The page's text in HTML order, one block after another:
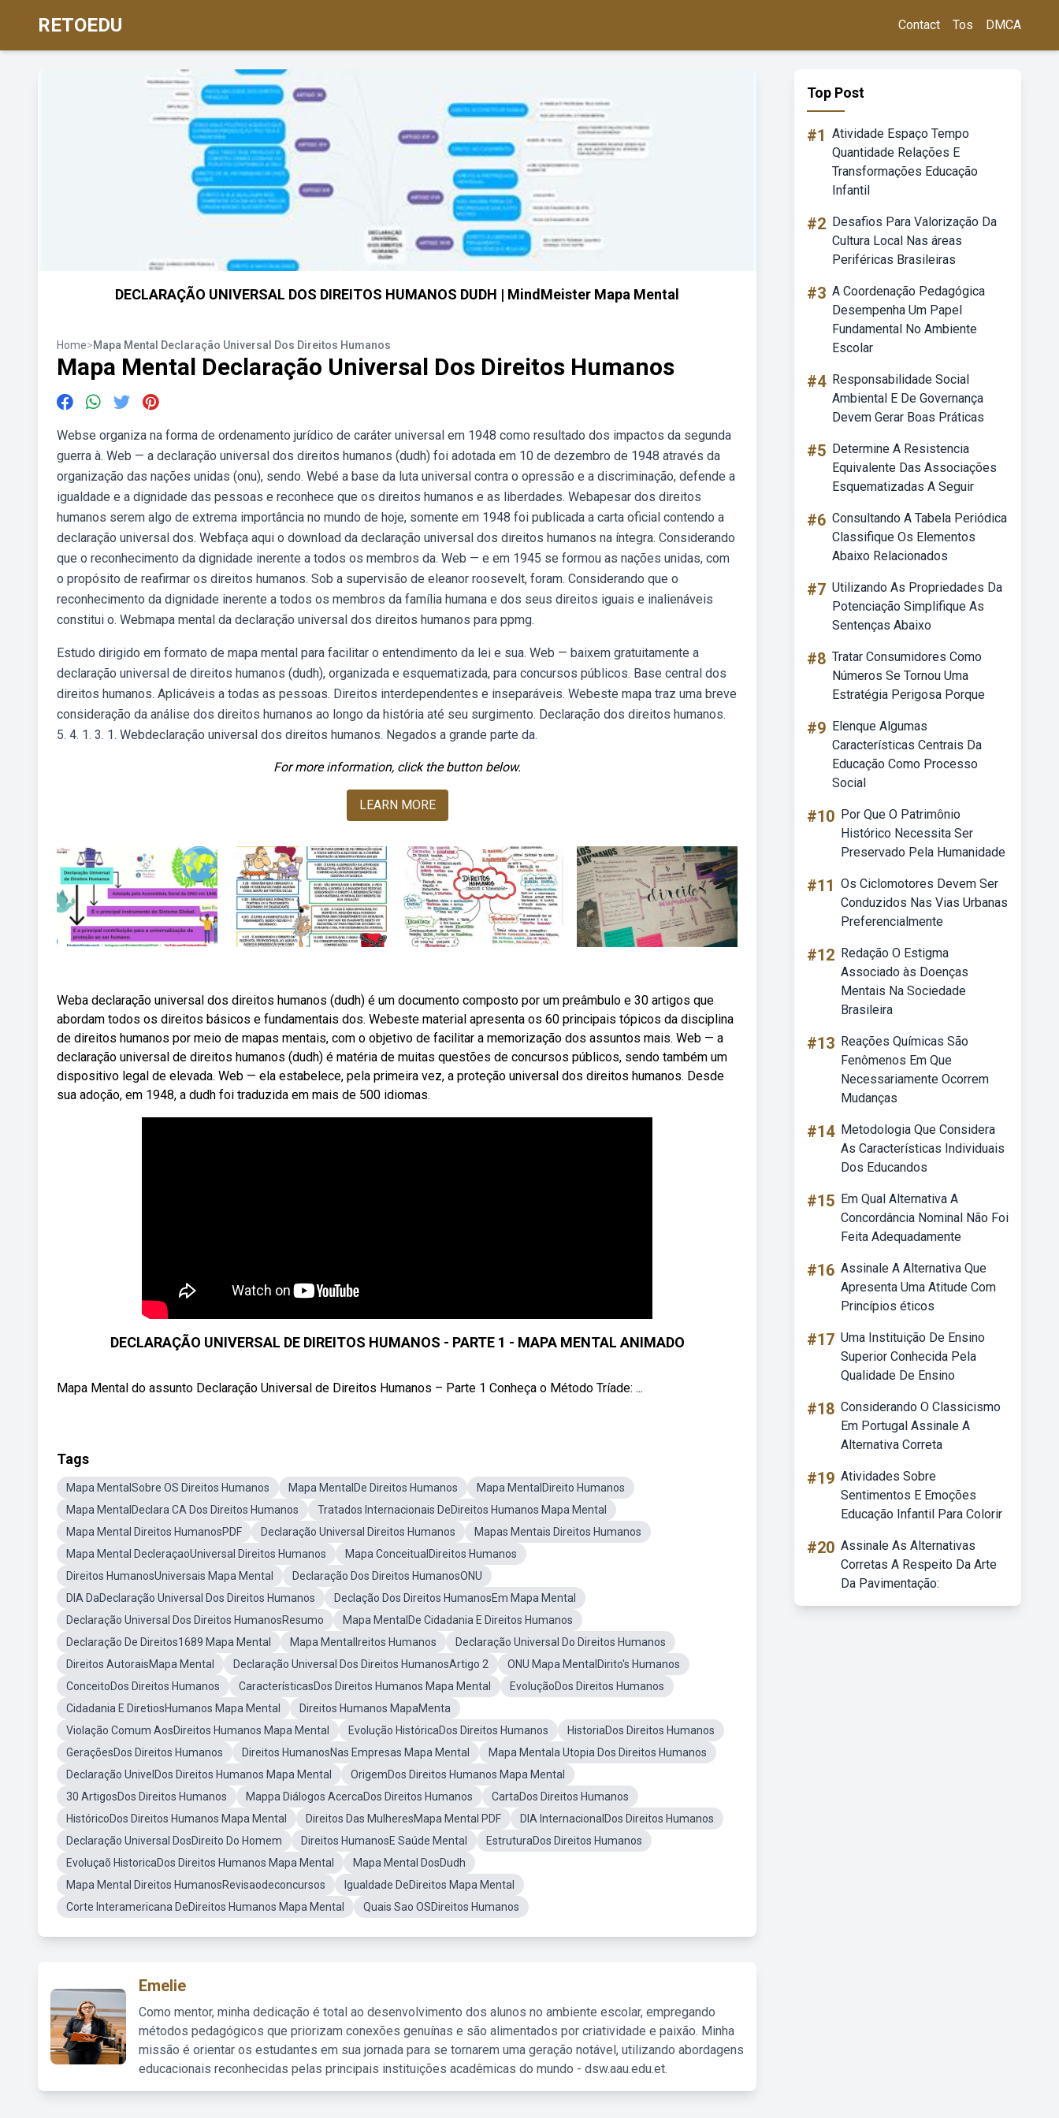
RETOEDU Contact Tos DMCA
DECLARAÇÃO UNIVERSAL DOS DIREITOS HUMANOS DUDH | MindMeister Mapa Mental
Home>Mapa Mental Declaração Universal Dos Direitos Humanos
Mapa Mental Declaração Universal Dos Direitos Humanos
Webse organiza na forma de ordenamento jurídico de caráter universal em 1948 como resultado dos impactos da segunda
guerra à. Web — a declaração universal dos direitos humanos (dudh) foi adotada em 10 de dezembro de 1948 através da
organização das nações unidas (onu), sendo. Webé a base da luta universal contra o opressão e a discriminação, defende a
igualdade e a dignidade das pessoas e reconhece que os direitos humanos e as liberdades. Webapesar dos direitos
humanos serem algo de extrema importância no mundo de hoje, somente em 1948 foi publicada a carta oficial contendo a
declaração universal dos. Webfaça aqui o download da declaração universal dos direitos humanos na íntegra. Considerando
que o reconhecimento da dignidade inerente a todos os membros da. Web — e em 1945 se formou as nações unidas, com
o propósito de reafirmar os direitos humanos. Sob a supervisão de eleanor roosevelt, foram. Considerando que o
reconhecimento da dignidade inerente a todos os membros da família humana e dos seus direitos iguais e inalienáveis
constitui o. Webmapa mental da declaração universal dos direitos humanos para ppmg.
Estudo dirigido em formato de mapa mental para facilitar o entendimento da lei e sua. Web — baixem gratuitamente a
declaração universal de direitos humanos (dudh), organizada e esquematizada, para concursos públicos. Base central dos
direitos humanos. Aplicáveis a todas as pessoas. Direitos interdependentes e inseparáveis. Webeste mapa traz uma breve
consideração da análise dos direitos humanos ao longo da história até seu surgimento. Declaração dos direitos humanos.
5. 4. 1. 3. 1. Webdeclaração universal dos direitos humanos. Negados a grande parte da.
For more information, click the button below.
LEARN MORE
Weba declaração universal dos direitos humanos (dudh) é um documento composto por um preâmbulo e 30 artigos que
abordam todos os direitos básicos e fundamentais dos. Webeste material apresenta os 60 principais tópicos da disciplina
de direitos humanos por meio de mapas mentais, com o objetivo de facilitar a memorização dos assuntos mais. Web — a
declaração universal de direitos humanos (dudh) é matéria de muitas questões de concursos públicos, sendo também um
dispositivo legal de elevada. Web — ela estabelece, pela primeira vez, a proteção universal dos direitos humanos. Desde
sua adoção, em 1948, a dudh foi traduzida em mais de 500 idiomas.
DECLARAÇÃO UNIVERSAL DE DIREITOS HUMANOS - PARTE 1 - MAPA MENTAL ANIMADO
Mapa Mental do assunto Declaração Universal de Direitos Humanos – Parte 1 Conheça o Método Tríade: ...
Tags
Mapa MentalSobre OS Direitos Humanos Mapa MentalDe Direitos Humanos
Mapa MentalDireito Humanos
Mapa MentalDeclara CA Dos Direitos Humanos
Tratados Internacionais DeDireitos Humanos Mapa Mental
Mapa Mental Direitos HumanosPDF
Declaração Universal Direitos Humanos
Mapas Mentais Direitos Humanos
Mapa Mental DecleraçaoUniversal Direitos Humanos
Mapa ConceitualDireitos Humanos
Direitos HumanosUniversais Mapa Mental
Declaração Dos Direitos HumanosONU
DIA DaDeclaração Universal Dos Direitos Humanos
Declação Dos Direitos HumanosEm Mapa Mental
Declaração Universal Dos Direitos HumanosResumo
Mapa MentalDe Cidadania E Direitos Humanos
Declaração De Direitos1689 Mapa Mental
Mapa MentalIreitos Humanos
Declaração Universal Do Direitos Humanos
Direitos AutoraisMapa Mental
Declaração Universal Dos Direitos HumanosArtigo 2
ONU Mapa MentalDirito's Humanos
ConceitoDos Direitos Humanos
CaracterísticasDos Direitos Humanos Mapa Mental
EvoluçãoDos Direitos Humanos
Cidadania E DiretiosHumanos Mapa Mental
Direitos Humanos MapaMenta
Violação Comum AosDireitos Humanos Mapa Mental
Evolução HistóricaDos Direitos Humanos
HistoriaDos Direitos Humanos
GeraçõesDos Direitos Humanos
Direitos HumanosNas Empresas Mapa Mental
Mapa Mentala Utopia Dos Direitos Humanos
Declaração UnivelDos Direitos Humanos Mapa Mental
OrigemDos Direitos Humanos Mapa Mental
30 ArtigosDos Direitos Humanos
Mappa Diálogos AcercaDos Direitos Humanos
CartaDos Direitos Humanos
HistóricoDos Direitos Humanos Mapa Mental
Direitos Das MulheresMapa Mental PDF
DIA InternacionalDos Direitos Humanos
Declaração Universal DosDireito Do Homem
Direitos HumanosE Saúde Mental
EstruturaDos Direitos Humanos
Evoluçaõ HistoricaDos Direitos Humanos Mapa Mental
Mapa Mental DosDudh
Mapa Mental Direitos HumanosRevisaodeconcursos
Igualdade DeDireitos Mapa Mental
Corte Interamericana DeDireitos Humanos Mapa Mental
Quais Sao OSDireitos Humanos
Emelie
Como mentor, minha dedicação é total ao desenvolvimento dos alunos no ambiente escolar, empregando
métodos pedagógicos que priorizam conexões genuínas e são alimentados por criatividade e paixão. Minha
missão é orientar os estudantes em sua jornada para se tornarem uma geração notável, utilizando abordagens
educacionais reconhecidas pelas principais instituições acadêmicas do mundo - dsw.aau.edu.et.
Top Post
#1 Atividade Espaço Tempo
Quantidade Relações E
Transformações Educação
Infantil
#2 Desafios Para Valorização Da
Cultura Local Nas áreas
Periféricas Brasileiras
#3 A Coordenação Pedagógica
Desempenha Um Papel
Fundamental No Ambiente
Escolar
#4 Responsabilidade Social
Ambiental E De Governança
Devem Gerar Boas Práticas
#5 Determine A Resistencia
Equivalente Das Associações
Esquematizadas A Seguir
#6 Consultando A Tabela Periódica
Classifique Os Elementos
Abaixo Relacionados
#7 Utilizando As Propriedades Da
Potenciação Simplifique As
Sentenças Abaixo
#8 Tratar Consumidores Como
Números Se Tornou Uma
Estratégia Perigosa Porque
#9 Elenque Algumas
Características Centrais Da
Educação Como Processo
Social
#10 Por Que O Patrimônio
Histórico Necessita Ser
Preservado Pela Humanidade
#11 Os Ciclomotores Devem Ser
Conduzidos Nas Vias Urbanas
Preferencialmente
#12 Redação O Estigma
Associado às Doenças
Mentais Na Sociedade
Brasileira
#13 Reações Químicas São
Fenômenos Em Que
Necessariamente Ocorrem
Mudanças
#14 Metodologia Que Considera
As Características Individuais
Dos Educandos
#15 Em Qual Alternativa A
Concordância Nominal Não Foi
Feita Adequadamente
#16 Assinale A Alternativa Que
Apresenta Uma Atitude Com
Princípios éticos
#17 Uma Instituição De Ensino
Superior Conhecida Pela
Qualidade De Ensino
#18 Considerando O Classicismo
Em Portugal Assinale A
Alternativa Correta
#19 Atividades Sobre
Sentimentos E Emoções
Educação Infantil Para Colorir
#20 Assinale As Alternativas
Corretas A Respeito Da Arte
Da Pavimentação: